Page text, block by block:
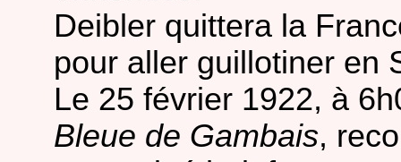
Deibler quittera la
pour aller guillotiner en
Le 25 février 1922, à
Bleue de Gambais,